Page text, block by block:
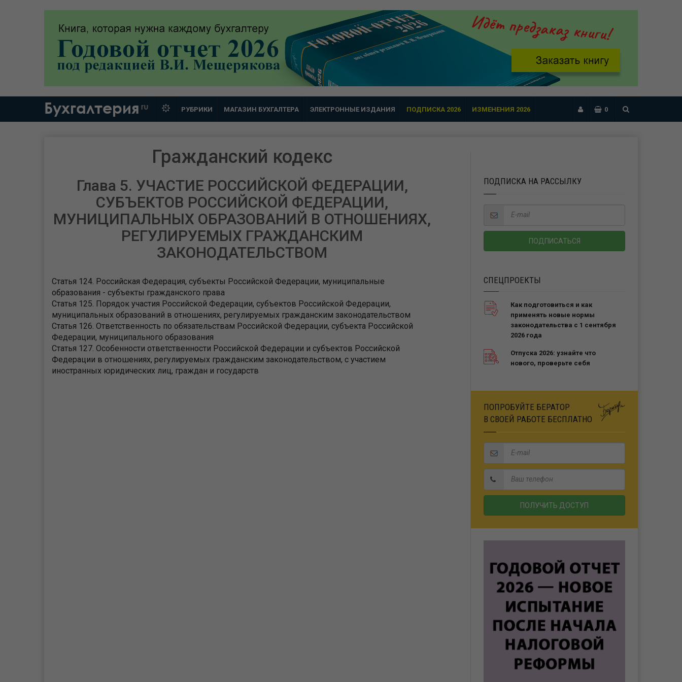
Бухгалтерия ru РУБРИКИ МАГАЗИН БУХГАЛТЕРА ЭЛЕКТРОННЫЕ ИЗДАНИЯ ПОДПИСКА 2026 ИЗМЕНЕНИЯ 2026 0
Гражданский кодекс
Глава 5. УЧАСТИЕ РОССИЙСКОЙ ФЕДЕРАЦИИ,
СУБЪЕКТОВ РОССИЙСКОЙ ФЕДЕРАЦИИ,
МУНИЦИПАЛЬНЫХ ОБРАЗОВАНИЙ В ОТНОШЕНИЯХ,
РЕГУЛИРУЕМЫХ ГРАЖДАНСКИМ
ЗАКОНОДАТЕЛЬСТВОМ
Статья 124. Российская Федерация, субъекты Российской Федерации, муниципальные
образования - субъекты гражданского права
Статья 125. Порядок участия Российской Федерации, субъектов Российской Федерации,
муниципальных образований в отношениях, регулируемых гражданским законодательством
Статья 126. Ответственность по обязательствам Российской Федерации, субъекта Российской
Федерации, муниципального образования
Статья 127. Особенности ответственности Российской Федерации и субъектов Российской
Федерации в отношениях, регулируемых гражданским законодательством, с участием
иностранных юридических лиц, граждан и государств
ПОДПИСКА НА РАССЫЛКУ
СПЕЦПРОЕКТЫ
Как подготовиться и как
применять новые нормы
законодательства с 1 сентября
2026 года
Отпуска 2026: узнайте что
нового, проверьте себя
ПОПРОБУЙТЕ БЕРАТОР
В СВОЕЙ РАБОТЕ БЕСПЛАТНО